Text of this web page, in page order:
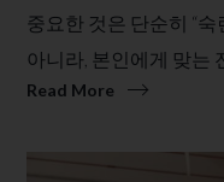
중요한 것은 단순히 “
아니라, 본인에게 맞는
Read More